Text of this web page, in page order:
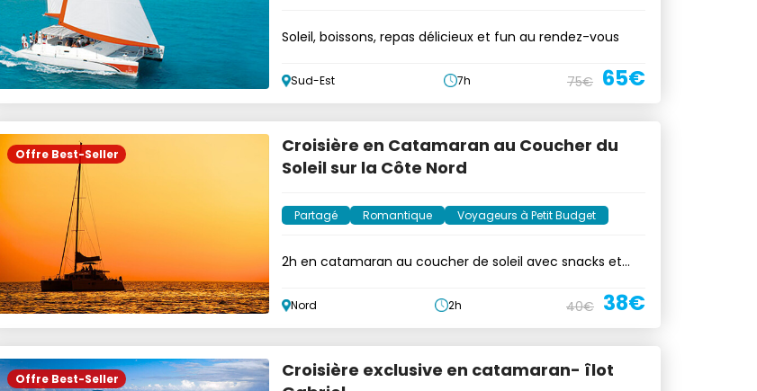
Soleil, boissons, repas délicieux et fun au rendez-vous
Sud-Est 7h 75€ 65€
Offre Best-Seller
Croisière en Catamaran au Coucher du
Soleil sur la Côte Nord
Partagé Romantique Voyageurs à Petit Budget
2h en catamaran au coucher de soleil avec snacks et
Nord 2h 40€ 38€
Offre Best-Seller
Croisière exclusive en catamaran- îlot